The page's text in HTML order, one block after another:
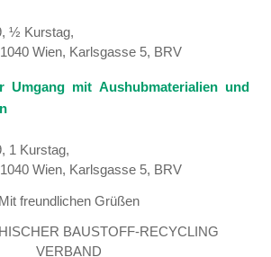
½ Kurstag,
1040 Wien, Karlsgasse 5, BRV
Umgang mit Aushubmaterialien und
1 Kurstag,
1040 Wien, Karlsgasse 5, BRV
Mit freundlichen Grüßen
BAUSTOFF-RECYCLING
VERBAND